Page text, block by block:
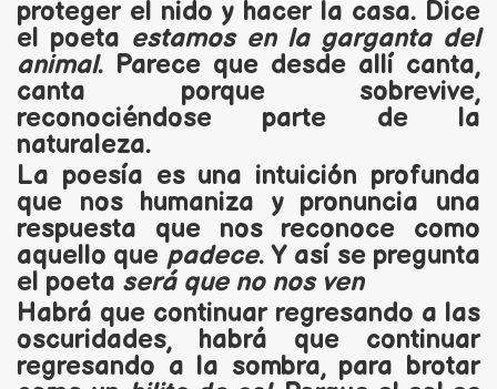
proteger el nido y hacer la casa. Dice
el poeta estamos en la garganta del
animal. Parece que desde allí canta,
canta porque sobrevive,
reconociéndose parte de la
naturaleza.
La poesía es una intuición profunda
que nos humaniza y pronuncia una
respuesta que nos reconoce como
aquello que padece. Y así se pregunta
el poeta será que no nos ven
Habrá que continuar regresando a las
oscuridades, habrá que continuar
regresando a la sombra, para brotar